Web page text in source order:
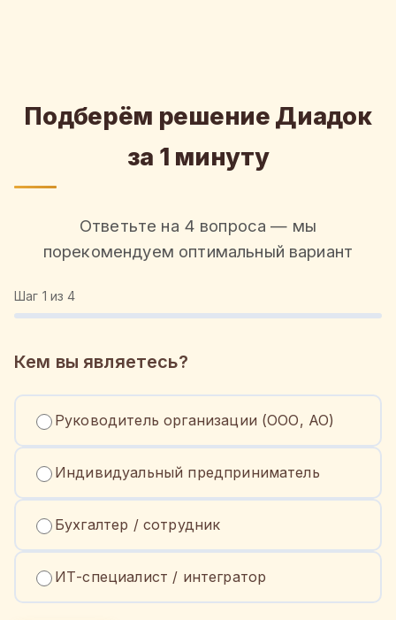
Подберём решение Диадок
за 1 минуту
Ответьте на 4 вопроса — мы
порекомендуем оптимальный вариант
Шаг 1 из 4
Кем вы являетесь?
Руководитель организации (ООО, АО)
Индивидуальный предприниматель
Бухгалтер / сотрудник
ИТ-специалист / интегратор